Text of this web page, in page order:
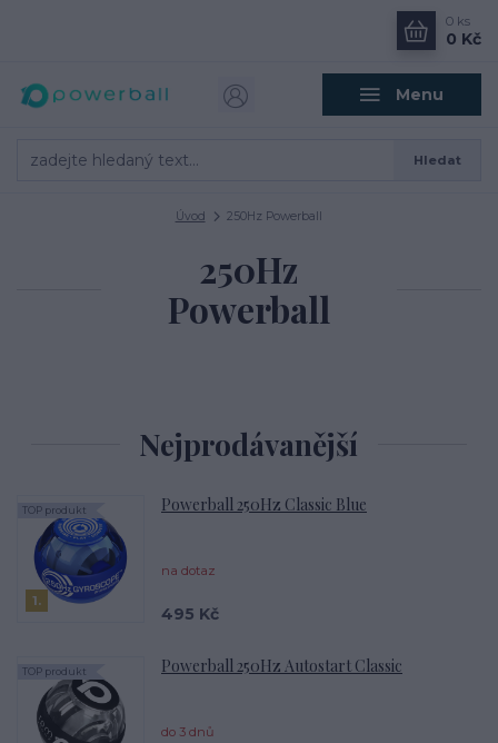
Menu
Hledat
0 ks
0 Kč
Úvod 250Hz Powerball
250Hz
Powerball
Nejprodávanější
1.
Powerball 250Hz Classic Blue
na dotaz
TOP produkt
495 Kč
Powerball 250Hz Autostart Classic
do 3 dnů
TOP produkt